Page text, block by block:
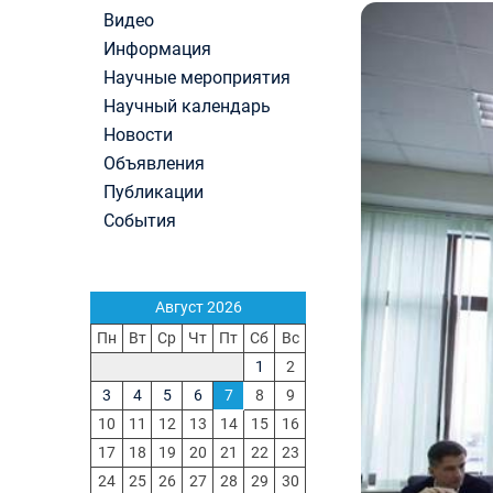
вступительные испытания в МГУ имени
(ранжированные списки поступающих)
Вячеслав Никонов в программе «Большая
Первый канал, 24.07.2026. Часть 1-2
Вниманию абитуриентов бакалавриата!
онлайн-запись на заключение договора на
обучение
Вячеслав Никонов в программе «Большая игра»
— Первый канал, 05.08.2026. Часть 1-3
In Memoriam. Муза Аркадьевна Сажина
Видео
Информация
Научные мероприятия
Научный календарь
Новости
Объявления
Публикации
События
Август 2026
Пн
Вт Ср Чт Пт Сб
Вс
1
2
3
4 5 6 7 8
9
10
11 12 13 14 15
16
17
18 19 20 21 22
23
24
25 26 27 28 29
30